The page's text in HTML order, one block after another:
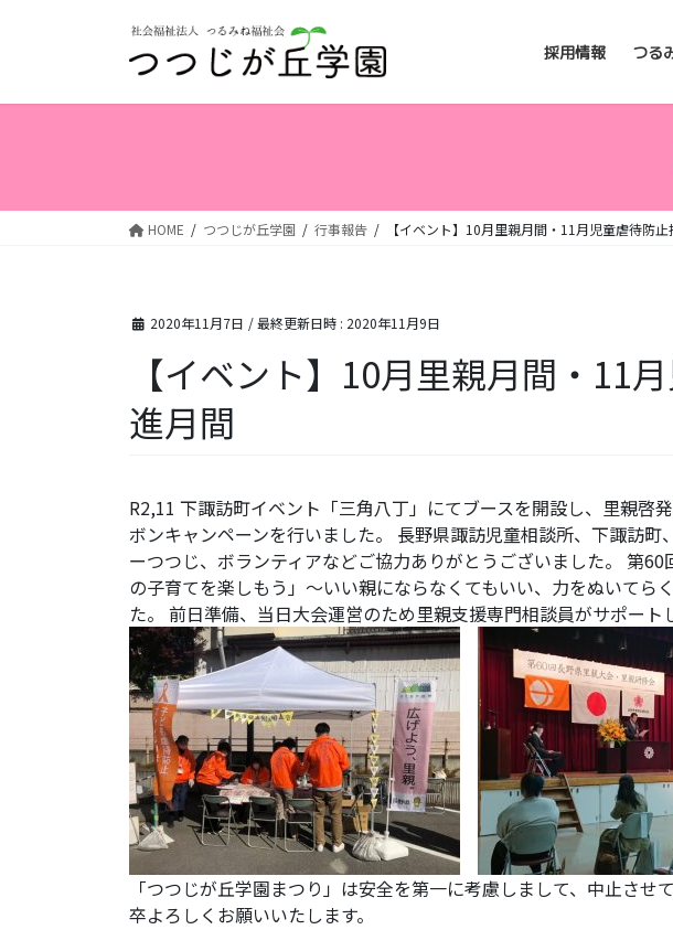
採用情報 つる
HOME つつじが丘学園 行事報告 【イベント】10月里親月間・11月児童虐待防
2020年11月7日 / 最終更新日時 : 2020年11月9日
【イベント】10月里親月間・11
進月間
R2,11 下諏訪町イベント「三角八丁」にてブースを開設し、里親啓
ボンキャンペーンを行いました。 長野県諏訪児童相談所、下諏訪町
ーつつじ、ボランティアなどご協力ありがとうございました。 第
の子育てを楽しもう」～いい親にならなくてもいい、力をぬいてら
た。 前日準備、当日大会運営のため里親支援専門相談員がサポート
「つつじが丘学園まつり」は安全を第一に考慮しまして、中止させ
卒よろしくお願いいたします。